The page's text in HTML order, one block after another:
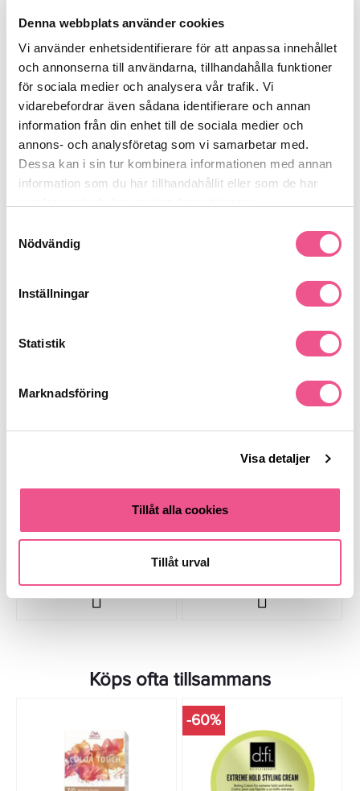
Denna webbplats använder cookies
Vi använder enhetsidentifierare för att anpassa innehållet
och annonserna till användarna, tillhandahålla funktioner
för sociala medier och analysera vår trafik. Vi
vidarebefordrar även sådana identifierare och annan
information från din enhet till de sociala medier och
annons- och analysföretag som vi samarbetar med.
Dessa kan i sin tur kombinera informationen med annan
information som du har tillhandahållit eller som de har
Nödvändig
Inställningar
Statistik
Marknadsföring
Visa detaljer
Tillåt alla cookies
Tillåt urval
Produktdetaljer
Recensioner
Finns i:
589 kr
Dolce & Gabbana The One For
Rek. pris 995 kr
Köps ofta tillsammans
-60%